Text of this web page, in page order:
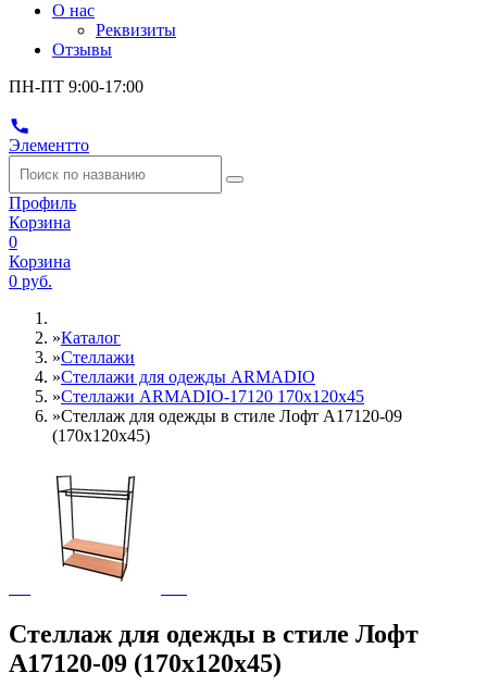
О нас
Реквизиты
Отзывы
ПН-ПТ 9:00-17:00
Элементто
Профиль
Корзина
0
Корзина
0 руб.
»Каталог
»Стеллажи
»Cтеллажи для одежды ARMADIO
»Стеллажи ARMADIO-17120 170х120х45
»Стеллаж для одежды в стиле Лофт A17120-09
(170х120х45)
Стеллаж для одежды в стиле Лофт
A17120-09 (170х120х45)